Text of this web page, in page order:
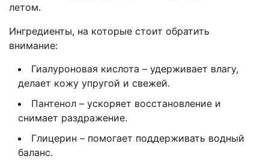
летом.
Ингредиенты, на которые стоит обратить
внимание:
Гиалуроновая кислота – удерживает влагу,
делает кожу упругой и свежей.
Пантенол – ускоряет восстановление и
снимает раздражение.
Глицерин – помогает поддерживать водный
баланс.